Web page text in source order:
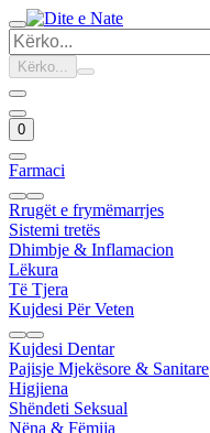
Kërko...
0
Farmaci
Rrugët e frymëmarrjes
Sistemi tretës
Dhimbje & Inflamacion
Lëkura
Të Tjera
Kujdesi Për Veten
Kujdesi Dentar
Pajisje Mjekësore & Sanitare
Higjiena
Shëndeti Seksual
Nëna & Fëmija